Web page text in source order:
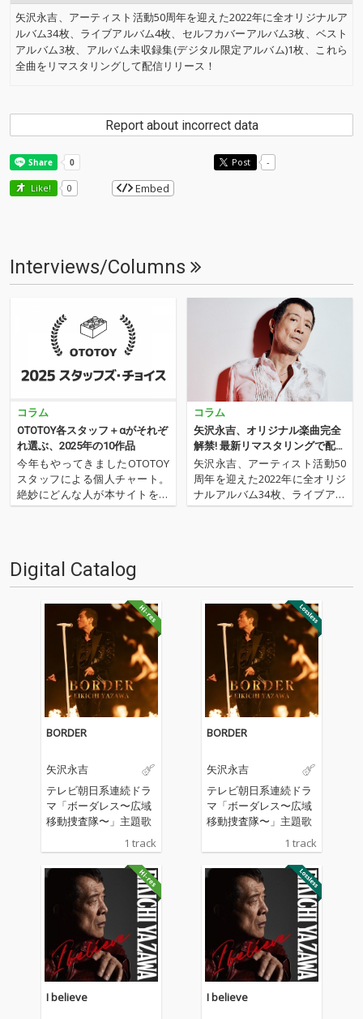
矢沢永吉、アーティスト活動50周年を迎えた2022年に全オリジナルア
ルバム34枚、ライブアルバム4枚、セルフカバーアルバム3枚、ベスト
アルバム3枚、アルバム未収録集(デジタル限定アルバム)1枚、これら
全曲をリマスタリングして配信リリース！
Report about incorrect data
Post -
Like! 0 Embed
Interviews/Columns
コラム
OTOTOY各スタッフ＋αがそれぞ
れ選ぶ、2025年の10作品
今年もやってきましたOTOTOY
スタッフによる個人チャート。
絶妙にどんな人が本サイトを運
営しているのか？ そんな自己
か？ ということでスタッフ・
チャートをお届けします…
コラム
矢沢永吉、オリジナル楽曲完全
解禁! 最新リマスタリングで配信
開始!
矢沢永吉、アーティスト活動50
周年を迎えた2022年に全オリジ
ナルアルバム34枚、ライブアル
バム4枚、セルフカバーアルバ
ングでの…
Digital Catalog
BORDER
矢沢永吉
テレビ朝日系連続ドラ
マ「ボーダレス〜広域
移動捜査隊〜」主題歌
1 track
BORDER
矢沢永吉
テレビ朝日系連続ドラ
マ「ボーダレス〜広域
移動捜査隊〜」主題歌
1 track
I believe I believe